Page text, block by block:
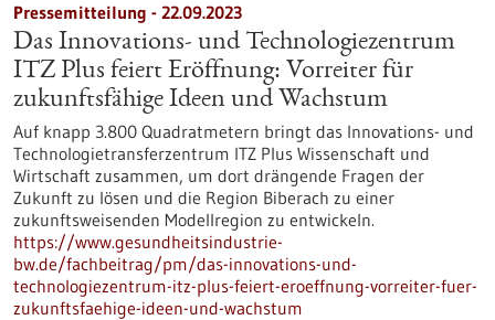
Pressemitteilung - 22.09.2023
Das Innovations- und Technologiezentrum
ITZ Plus feiert Eröffnung: Vorreiter für
zukunftsfähige Ideen und Wachstum
Auf knapp 3.800 Quadratmetern bringt das Innovations- und
Technologietransferzentrum ITZ Plus Wissenschaft und
Wirtschaft zusammen, um dort drängende Fragen der
Zukunft zu lösen und die Region Biberach zu einer
zukunftsweisenden Modellregion zu entwickeln.
https://www.gesundheitsindustrie-
bw.de/fachbeitrag/pm/das-innovations-und-
technologiezentrum-itz-plus-feiert-eroeffnung-vorreiter-fuer-
zukunftsfaehige-ideen-und-wachstum